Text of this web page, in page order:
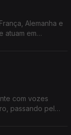
Alemanha e
atuam em
com vozes
passando pela